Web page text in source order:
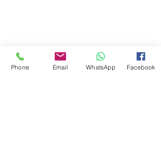
Phone Email WhatsApp Facebook